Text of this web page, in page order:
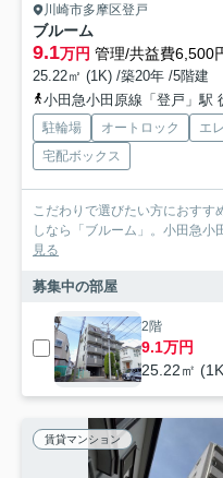
川崎市多摩区登戸
ブルーム
9.1万円 管理/共益費6,500
25.22㎡ (1K) /築20年 /5階建
小田急小田原線「登戸」駅
駐輪場 オートロック エ
宅配ボックス
こだわりで選びたい方におす
しなら「ブルーム」。小田急小
見る
募集中の部屋
2階
9.1万円
25.22㎡
賃貸マンション